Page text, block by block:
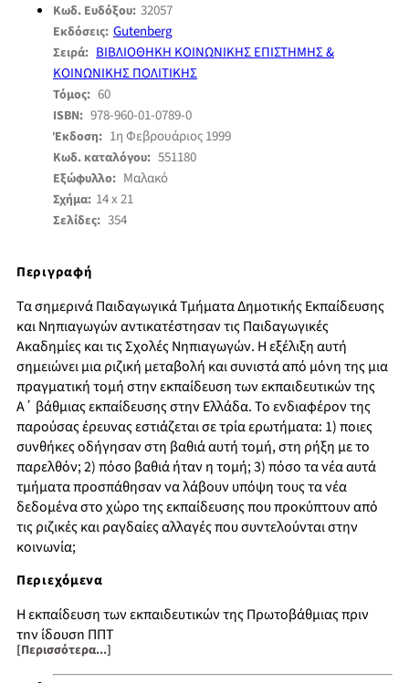
Κωδ. Ευδόξου: 32057
Εκδόσεις: Gutenberg
Σειρά: ΒΙΒΛΙΟΘΗΚΗ ΚΟΙΝΩΝΙΚΗΣ ΕΠΙΣΤΗΜΗΣ &
ΚΟΙΝΩΝΙΚΗΣ ΠΟΛΙΤΙΚΗΣ
Τόμος: 60
ISBN: 978-960-01-0789-0
Έκδοση: 1η Φεβρουάριος 1999
Κωδ. καταλόγου: 551180
Εξώφυλλο: Μαλακό
Σχήμα: 14 x 21
Σελίδες: 354
Περιγραφή
Τα σημερινά Παιδαγωγικά Τμήματα Δημοτικής Εκπαίδευσης
και Νηπιαγωγών αντικατέστησαν τις Παιδαγωγικές
Ακαδημίες και τις Σχολές Νηπιαγωγών. Η εξέλιξη αυτή
σημειώνει μια ριζική μεταβολή και συνιστά από μόνη της μια
πραγματική τομή στην εκπαίδευση των εκπαιδευτικών της
Α΄ βάθμιας εκπαίδευσης στην Ελλάδα. Το ενδιαφέρον της
παρούσας έρευνας εστιάζεται σε τρία ερωτήματα: 1) ποιες
συνθήκες οδήγησαν στη βαθιά αυτή τομή, στη ρήξη με το
παρελθόν; 2) πόσο βαθιά ήταν η τομή; 3) πόσο τα νέα αυτά
τμήματα προσπάθησαν να λάβουν υπόψη τους τα νέα
δεδομένα στο χώρο της εκπαίδευσης που προκύπτουν από
τις ριζικές και ραγδαίες αλλαγές που συντελούνται στην
κοινωνία;
Περιεχόμενα
Η εκπαίδευση των εκπαιδευτικών της Πρωτοβάθμιας πριν
την ίδρυση ΠΠΤ
Η ίδρυση των ΠΠΤ
ΠΠΤ: Δέκα χρόνια μετά την ίδρυσή τους: Διοικητική ένταξη,
[Περισσότερα...]